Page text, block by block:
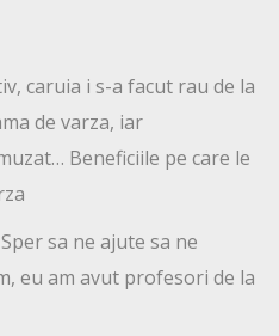
caruia i s-a facut rau de la
de varza, iar
Beneficiile pe care le
sa ne ajute sa ne
eu am avut profesori de la